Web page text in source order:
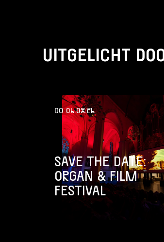
UITGELICHT
DO 06.08.26
SAVE THE DATE:
ORGAN & FILM
FESTIVAL